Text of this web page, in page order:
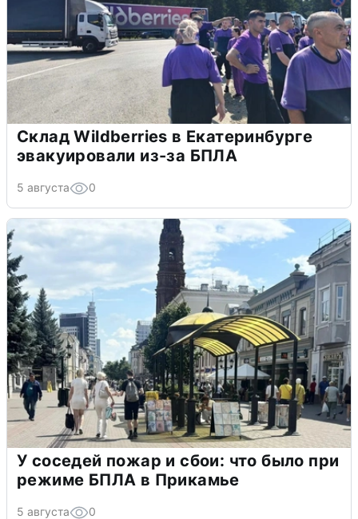
Склад Wildberries в Екатеринбурге
эвакуировали из-за БПЛА
5 августа 0
У соседей пожар и сбои: что было при
режиме БПЛА в Прикамье
5 августа 0